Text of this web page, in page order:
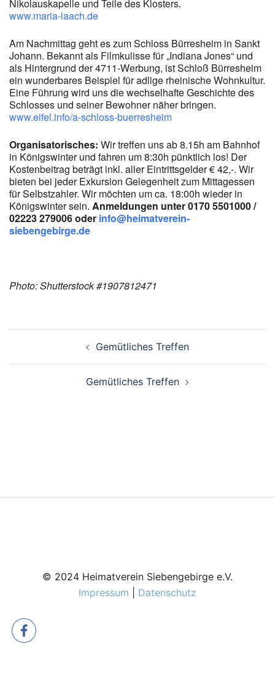
Nikolauskapelle und Teile des Klosters.
www.maria-laach.de
Am Nachmittag geht es zum Schloss Bürresheim in Sankt
Johann. Bekannt als Filmkulisse für „Indiana Jones“ und
als Hintergrund der 4711-Werbung, ist Schloß Bürresheim
ein wunderbares Beispiel für adlige rheinische Wohnkultur.
Eine Führung wird uns die wechselhafte Geschichte des
Schlosses und seiner Bewohner näher bringen.
www.eifel.info/a-schloss-buerresheim
Organisatorisches: Wir treffen uns ab 8.15h am Bahnhof
in Königswinter und fahren um 8:30h pünktlich los! Der
Kostenbeitrag beträgt inkl. aller Eintrittsgelder € 42,-. Wir
bieten bei jeder Exkursion Gelegenheit zum Mittagessen
für Selbstzahler. Wir möchten um ca. 18:00h wieder in
Königswinter sein. Anmeldungen unter 0170 5501000 /
02223 279006 oder info@heimatverein-
siebengebirge.de
Photo: Shutterstock #1907812471
Gemütliches Treffen
Gemütliches Treffen
© 2024 Heimatverein Siebengebirge e.V.
Impressum
Datenschutz